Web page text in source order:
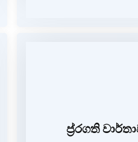
ප්‍ර්‍රගති